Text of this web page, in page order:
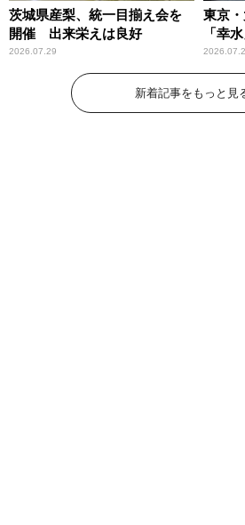
茨城県産梨、統一目揃え会を
開催 出来栄えは良好
2026.07.29
東京
「幸
新着記事をもっと見